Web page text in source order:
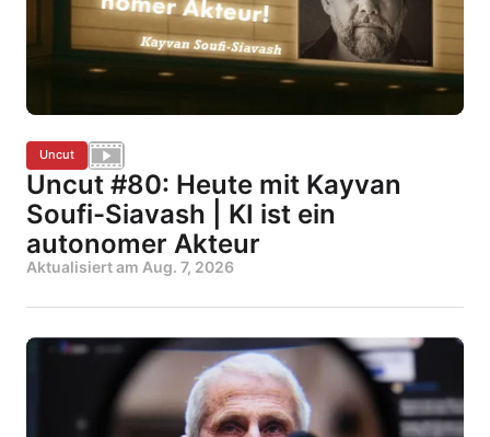
Uncut
Uncut #80: Heute mit Kayvan
Soufi-Siavash | KI ist ein
autonomer Akteur
Aktualisiert am Aug. 7, 2026